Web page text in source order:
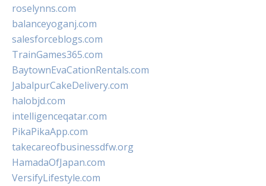
roselynns.com
balanceyoganj.com
salesforceblogs.com
TrainGames365.com
BaytownEvaCationRentals.com
JabalpurCakeDelivery.com
halobjd.com
intelligenceqatar.com
PikaPikaApp.com
takecareofbusinessdfw.org
HamadaOfJapan.com
VersifyLifestyle.com